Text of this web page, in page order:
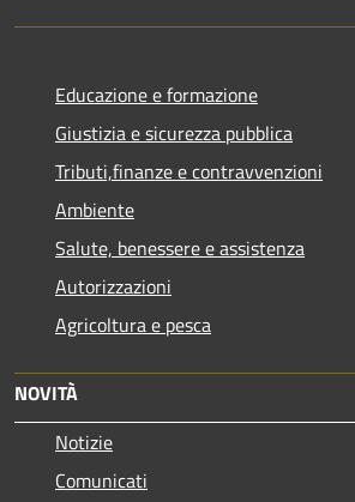
Educazione e formazione
Giustizia e sicurezza pubblica
Tributi,finanze e contravvenzioni
Ambiente
Salute, benessere e assistenza
Autorizzazioni
Agricoltura e pesca
NOVITÀ
Notizie
Comunicati